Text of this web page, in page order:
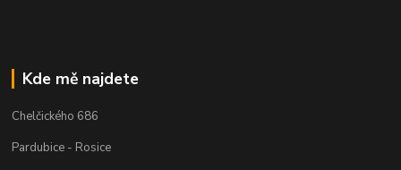
Kde mě najdete
Chelčického 686
Pardubice - Rosice